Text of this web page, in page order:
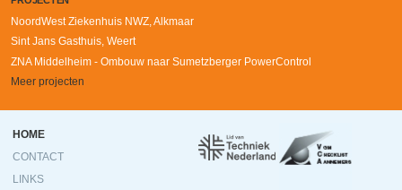
NoordWest Ziekenhuis NWZ, Alkmaar
Sint Jans Gasthuis, Weert
ZNA Middelheim - Ombouw naar Sumetzberger PowerControl
Meer projecten
Ondermenu
HOME
CONTACT
LINKS